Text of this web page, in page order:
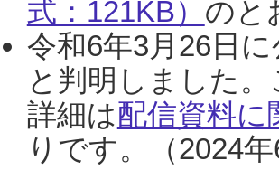
式：121KB） のと
令和6年3月26日
と判明しました
詳細は配信資料に
りです。（2024年